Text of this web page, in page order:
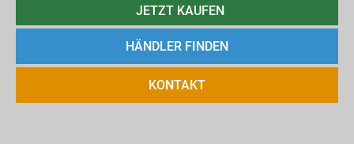
JETZT KAUFEN
HÄNDLER FINDEN
KONTAKT